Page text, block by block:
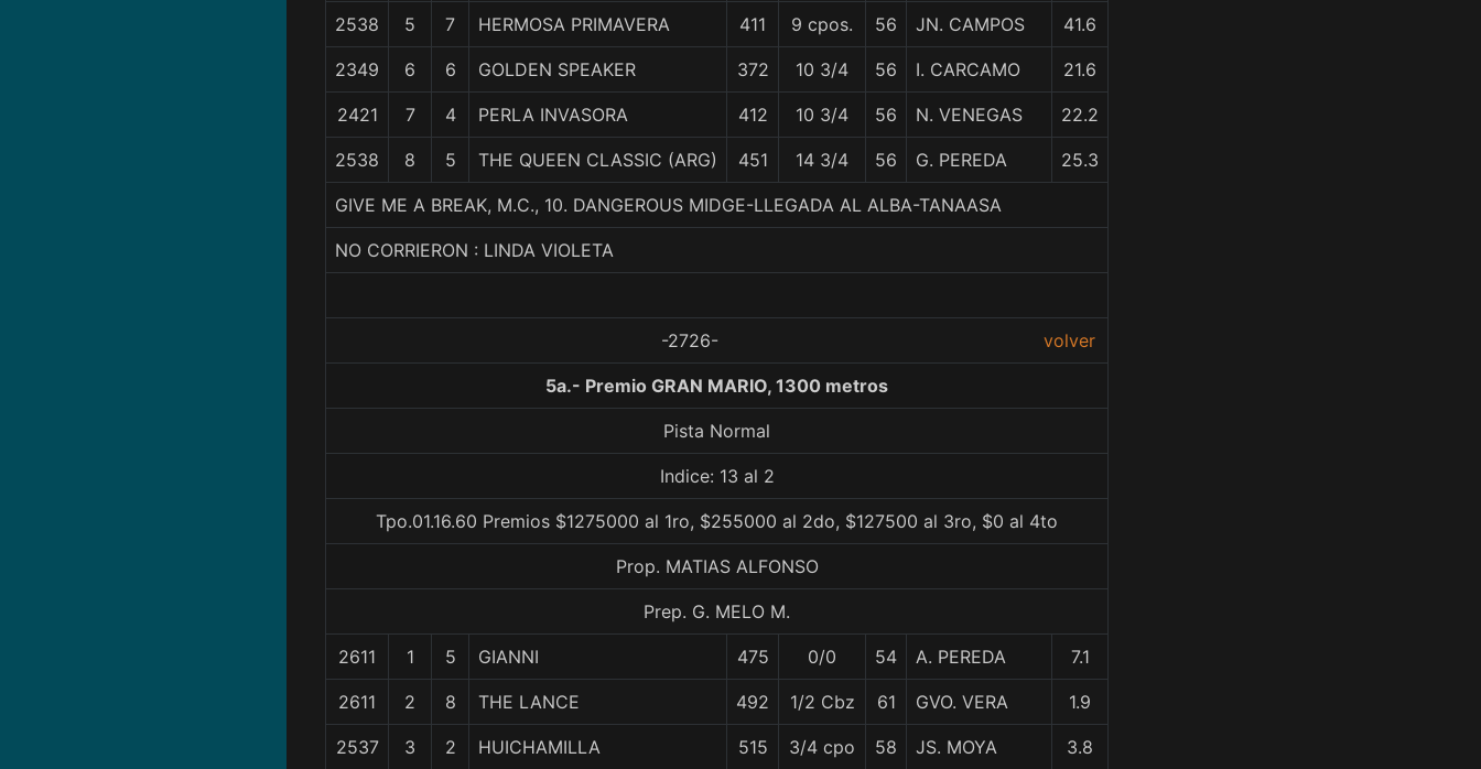
2538 5 7 HERMOSA PRIMAVERA 411 9 cpos. 56 JN. CAMPOS 41.6
2349 6 6 GOLDEN SPEAKER 372 10 3/4 56 I. CARCAMO 21.6
2421 7 4 PERLA INVASORA 412 10 3/4 56 N. VENEGAS 22.2
2538 8 5 THE QUEEN CLASSIC (ARG) 451 14 3/4 56 G. PEREDA 25.3
GIVE ME A BREAK, M.C., 10. DANGEROUS MIDGE-LLEGADA AL ALBA-TANAASA
NO CORRIERON : LINDA VIOLETA
-2726- volver
5a.- Premio GRAN MARIO, 1300 metros
Pista Normal
Indice: 13 al 2
Tpo.01.16.60 Premios $1275000 al 1ro, $255000 al 2do, $127500 al 3ro, $0 al 4to
Prop. MATIAS ALFONSO
Prep. G. MELO M.
2611 1 5 GIANNI 475 0/0 54 A. PEREDA 7.1
2611 2 8 THE LANCE 492 1/2 Cbz 61 GVO. VERA 1.9
2537 3 2 HUICHAMILLA 515 3/4 cpo 58 JS. MOYA 3.8